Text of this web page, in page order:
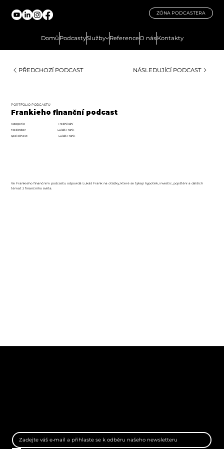
ZÓNA PODCASTERA
Domů PodcastySlužby ReferenceO násKontakty
PŘEDCHOZÍ PODCAST NÁSLEDUJÍCÍ PODCAST
PORTFOLIO PODCASTŮ
Frankieho finanční podcast
Kategorie: Podnikání
Moderátor: Lukáš Frank
Společnost: Lukáš Frank
Ve Frankieho finančním podcastu odpovídá Lukáš Frank na otázky, které se týkají hypoték, investic, pojištění a dalších
témat z finančního světa.